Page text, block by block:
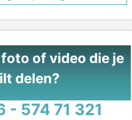
of video die je
delen?
- 574 71 321